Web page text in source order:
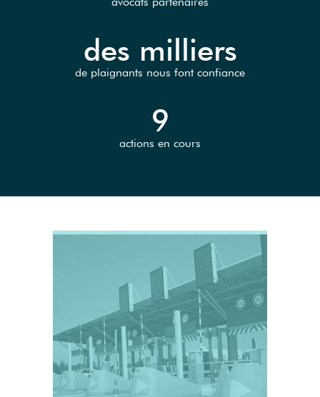
des milliers
de plaignants nous font confiance
9
actions en cours